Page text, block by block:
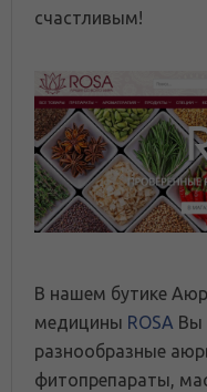
счастливым!
В нашем бутике
медицины ROSA Вы
разнообразные
фитопрепараты,